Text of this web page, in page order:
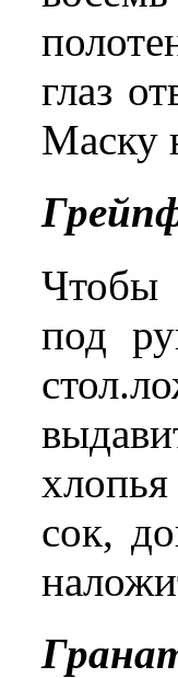
глаз
Маску
Чтобы
под
сок,